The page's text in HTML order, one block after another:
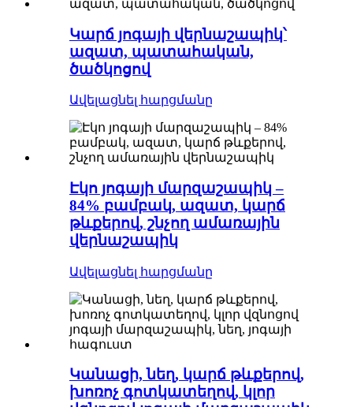
Կարճ յոգայի վերնաշապիկ՝
ազատ, պատահական,
ծածկոցով
Ավելացնել հարցմանը
Էկո յոգայի մարզաշապիկ –
84% բամբակ, ազատ, կարճ
թևքերով, շնչող ամառային
վերնաշապիկ
Ավելացնել հարցմանը
Կանացի, նեղ, կարճ թևքերով,
խոռոչ գոտկատեղով, կլոր